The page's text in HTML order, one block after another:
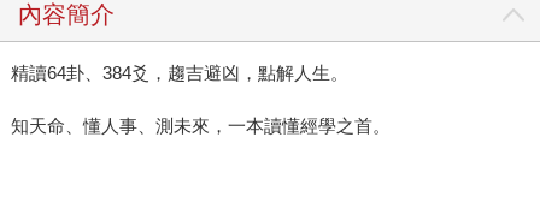
內容簡介
精讀64卦、384爻，趨吉避凶，點解人生。
知天命、懂人事、測未來，一本讀懂經學之首。